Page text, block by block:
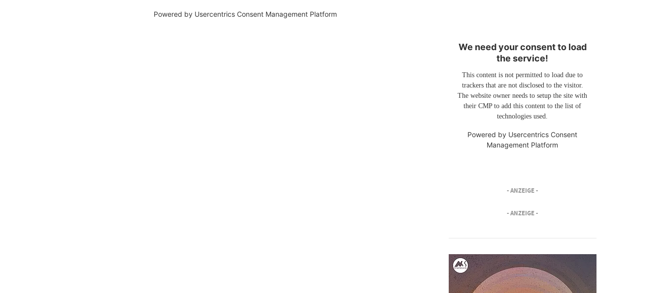
Powered by Usercentrics Consent Management Platform
We need your consent to load
the service!
This content is not permitted to load due to
trackers that are not disclosed to the visitor.
The website owner needs to setup the site with
their CMP to add this content to the list of
technologies used.
Powered by Usercentrics Consent
Management Platform
- ANZEIGE -
- ANZEIGE -